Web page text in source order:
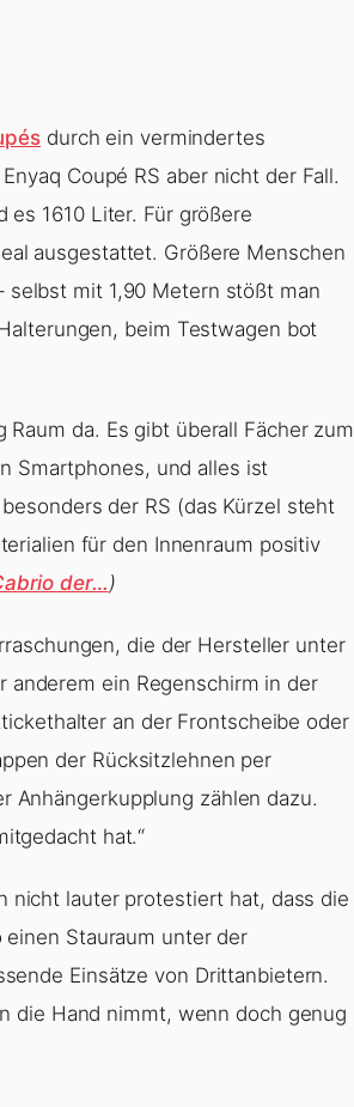
durch ein vermindertes
Coupé RS aber nicht der Fall.
es 1610 Liter. Für größere
ausgestattet. Größere Menschen
selbst mit 1,90 Metern stößt man
beim Testwagen bot
da. Es gibt überall Fächer zum
Smartphones, und alles ist
der RS (das Kürzel steht
für den Innenraum positiv
der… )
die der Hersteller unter
anderem ein Regenschirm in der
an der Frontscheibe oder
der Rücksitzlehnen per
Anhängerkupplung zählen dazu.
hat.“
nicht lauter protestiert hat, dass die
einen Stauraum unter der
Einsätze von Drittanbietern.
die Hand nimmt, wenn doch genug